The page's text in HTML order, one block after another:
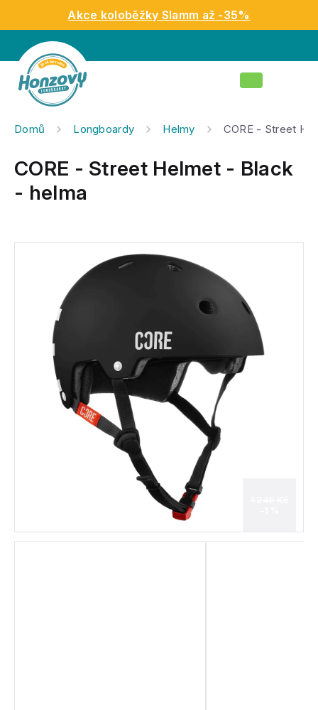
obsah
Akce koloběžky Slamm až -35%
Nákupní
Domů Longboardy Helmy CORE - Street
CORE - Street Helmet - Black
- helma